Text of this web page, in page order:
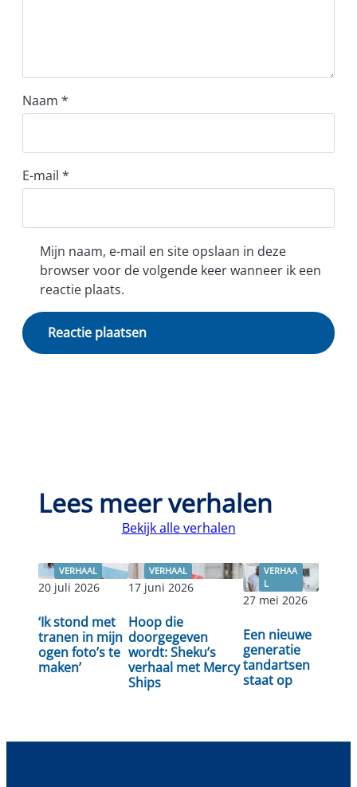
Naam *
E-mail *
Mijn naam, e-mail en site opslaan in deze
browser voor de volgende keer wanneer ik een
reactie plaats.
Lees meer verhalen
Bekijk alle verhalen
VERHAAL
20 juli 2026
‘Ik stond met
tranen in mijn
ogen foto’s te
maken’
Lees verder
VERHAAL
17 juni 2026
Hoop die
doorgegeven
wordt: Sheku’s
verhaal met Mercy
Ships
Lees verder
VERHAA
L
27 mei 2026
Een nieuwe
generatie
tandartsen
staat op
verder